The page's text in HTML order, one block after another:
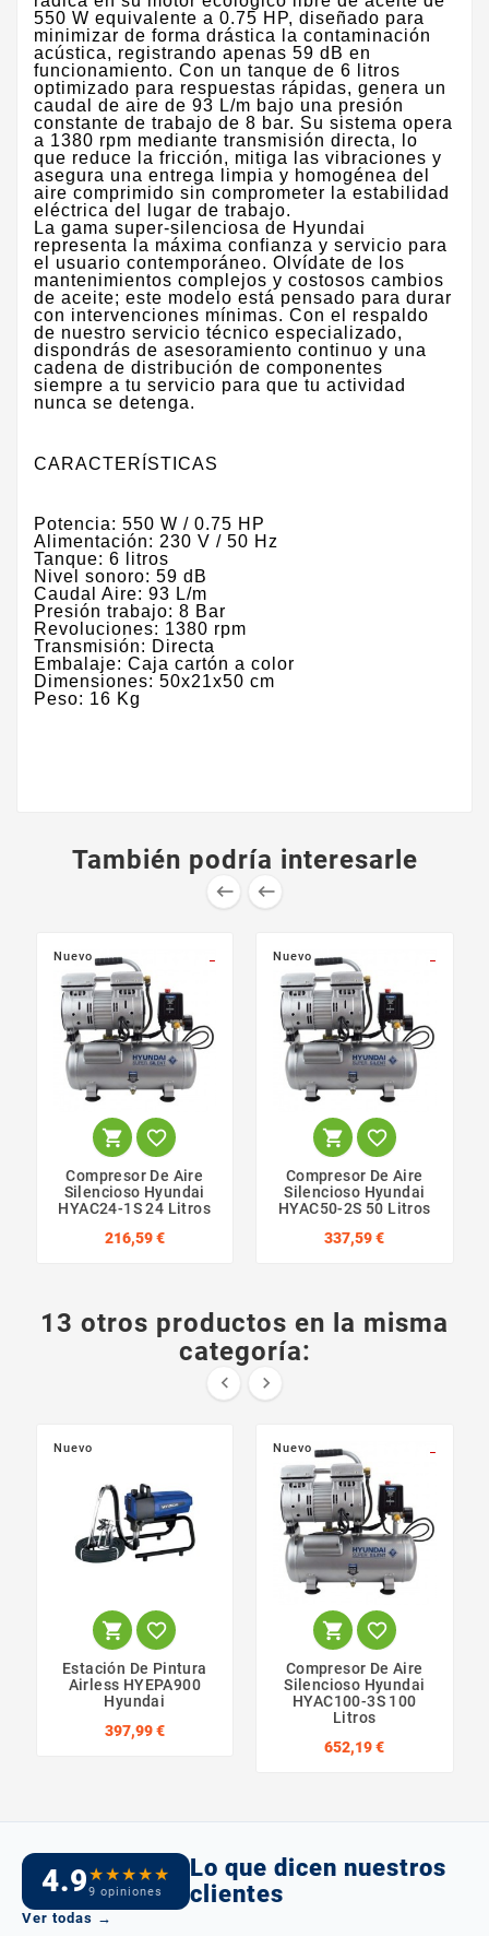
550 W equivalente a 0.75 HP, diseñado para
minimizar de forma drástica la contaminación
acústica, registrando apenas 59 dB en
funcionamiento. Con un tanque de 6 litros
optimizado para respuestas rápidas, genera un
caudal de aire de 93 L/m bajo una presión
constante de trabajo de 8 bar. Su sistema opera
a 1380 rpm mediante transmisión directa, lo
que reduce la fricción, mitiga las vibraciones y
asegura una entrega limpia y homogénea del
aire comprimido sin comprometer la estabilidad
eléctrica del lugar de trabajo.
​La gama super-silenciosa de Hyundai
representa la máxima confianza y servicio para
el usuario contemporáneo. Olvídate de los
mantenimientos complejos y costosos cambios
de aceite; este modelo está pensado para durar
con intervenciones mínimas. Con el respaldo
de nuestro servicio técnico especializado,
dispondrás de asesoramiento continuo y una
cadena de distribución de componentes
siempre a tu servicio para que tu actividad
nunca se detenga.
CARACTERÍSTICAS
​Potencia: 550 W / 0.75 HP
Alimentación: 230 V / 50 Hz
Tanque: 6 litros
Nivel sonoro: 59 dB
Caudal Aire: 93 L/m
Presión trabajo: 8 Bar
Revoluciones: 1380 rpm
Transmisión: Directa
Embalaje: Caja cartón a color
Dimensiones: 50x21x50 cm
Peso: 16 Kg
También podría interesarle
 
Nuevo
 
Compresor De Aire
Silencioso Hyundai
HYAC24-1S 24 Litros
216,59 €
Nuevo
 
Compresor De Aire
Silencioso Hyundai
HYAC50-2S 50 Litros
337,59 €
13 otros productos en la misma
categoría:
 
Nuevo
 
Estación De Pintura
Airless HYEPA900
Hyundai
397,99 €
Nuevo
 
Compresor De Aire
Silencioso Hyundai
HYAC100-3S 100
Litros
652,19 €
4.9★★★★★
9 opiniones
Lo que dicen nuestros
clientes
Ver todas →